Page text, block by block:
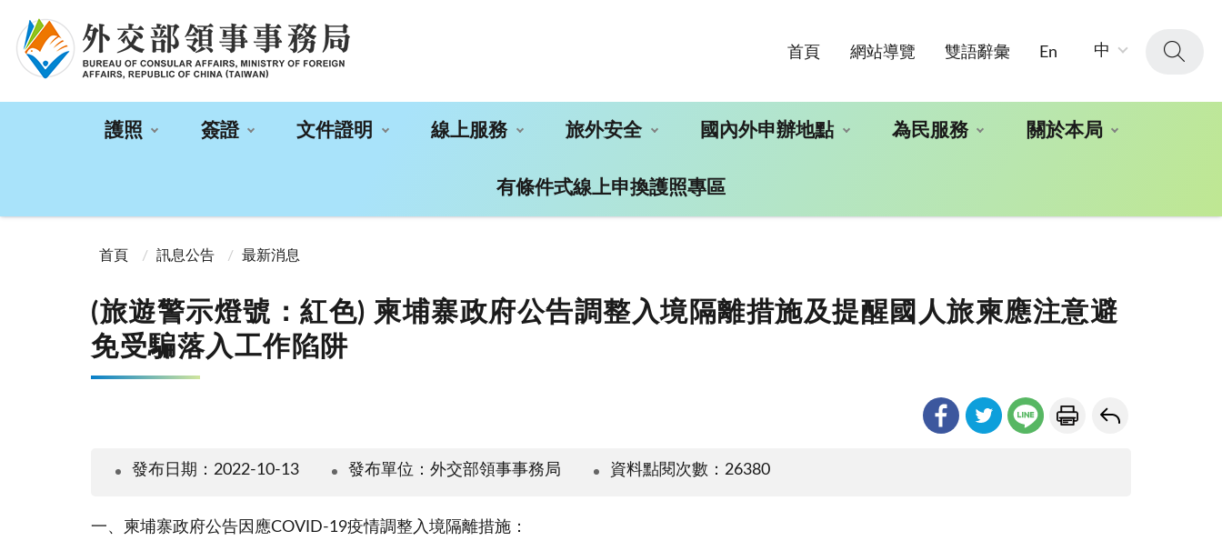
首頁 網站導覽 雙語辭彙 En 中
護照 簽證 文件證明 線上服務 旅外安全 國內外申辦地點 為民服務 關於本局
有條件式線上申換護照專區
首頁
訊息公告 最新消息
(旅遊警示燈號：紅色) 柬埔寨政府公告調整入境隔離措施及提醒國人旅柬應注意避
免受騙落入工作陷阱
發布日期：2022-10-13 發布單位：外交部領事事務局 資料點閱次數：26380
一、柬埔寨政府公告因應COVID-19疫情調整入境隔離措施：